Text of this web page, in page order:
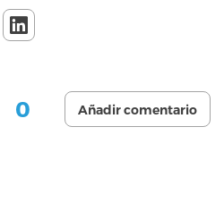
0 Añadir comentario